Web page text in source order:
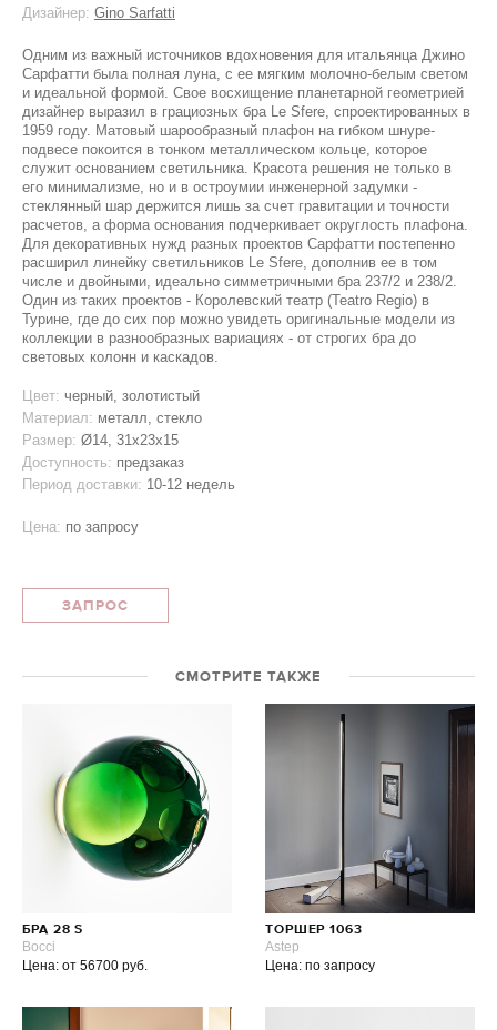
Дизайнер: Gino Sarfatti
Одним из важный источников вдохновения для итальянца Джино
Сарфатти была полная луна, с ее мягким молочно-белым светом
и идеальной формой. Свое восхищение планетарной геометрией
дизайнер выразил в грациозных бра Le Sfere, спроектированных в
1959 году. Матовый шарообразный плафон на гибком шнуре-
подвесе покоится в тонком металлическом кольце, которое
служит основанием светильника. Красота решения не только в
его минимализме, но и в остроумии инженерной задумки -
стеклянный шар держится лишь за счет гравитации и точности
расчетов, а форма основания подчеркивает округлость плафона.
Для декоративных нужд разных проектов Сарфатти постепенно
расширил линейку светильников Le Sfere, дополнив ее в том
числе и двойными, идеально симметричными бра 237/2 и 238/2.
Один из таких проектов - Королевский театр (Teatro Regio) в
Турине, где до сих пор можно увидеть оригинальные модели из
коллекции в разнообразных вариациях - от строгих бра до
световых колонн и каскадов.
Цвет: черный, золотистый
Материал: металл, стекло
Размер: Ø14, 31x23x15
Доступность: предзаказ
Период доставки: 10-12 недель
Цена: по запросу
ЗАПРОС
СМОТРИТЕ ТАКЖЕ
БРА 28 S
Bocci
Цена: от 56700 руб.
ТОРШЕР 1063
Astep
Цена: по запросу